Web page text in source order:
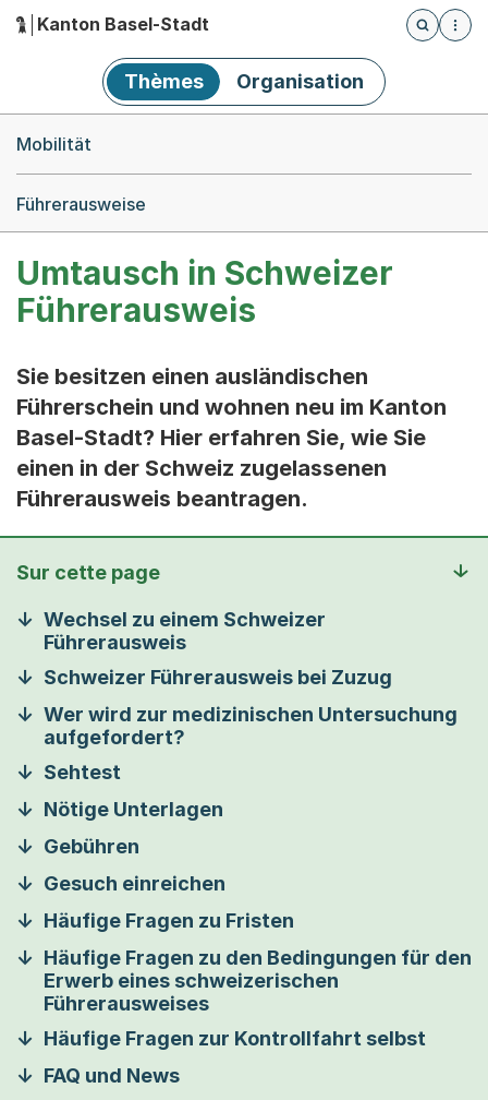
Hauptnavigation
Kanton Basel-Stadt
Öffnet
Thèmes Organisation
Mobilität
Führerausweise
Umtausch in Schweizer
Führerausweis
Sie besitzen einen ausländischen
Führerschein und wohnen neu im Kanton
Basel-Stadt? Hier erfahren Sie, wie Sie
einen in der Schweiz zugelassenen
Führerausweis beantragen.
Sur cette page
Wechsel zu einem Schweizer
Führerausweis
Schweizer Führerausweis bei Zuzug
Wer wird zur medizinischen Untersuchung
aufgefordert?
Sehtest
Nötige Unterlagen
Gebühren
Gesuch einreichen
Häufige Fragen zu Fristen
Häufige Fragen zu den Bedingungen für den
Erwerb eines schweizerischen
Führerausweises
Häufige Fragen zur Kontrollfahrt selbst
FAQ und News